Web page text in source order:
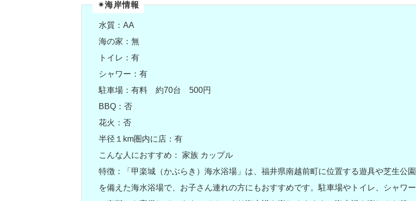
✴︎海岸情報
水質：AA
海の家：無
トイレ：有
シャワー：有
駐車場：有料 約70台 500円
BBQ：否
花火：否
半径１km圏内に店：有
こんな人におすすめ： 家族 カップル
特徴：「甲楽城（かぶらき）海水浴場」は、福井県南越前町に位置する遊具や芝生公園
を備えた海水浴場で、お子さん連れの方にもおすすめです。駐車場やトイレ、シャワー